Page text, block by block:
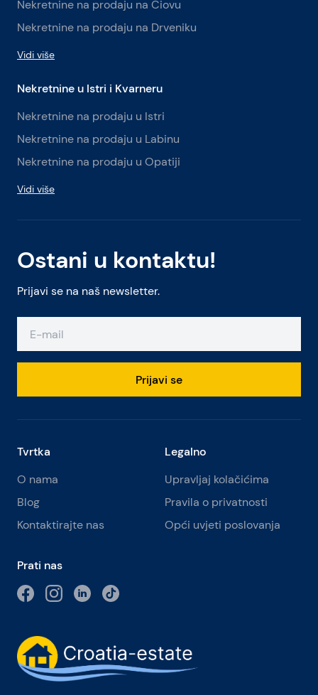
Ostani u kontaktu!
Prijavi se na naš newsletter.
Prijavi se
Nekretnine na prodaju na Čiovu
Nekretnine na prodaju na Drveniku
Vidi više
Nekretnine u Istri i Kvarneru
Nekretnine na prodaju u Istri
Nekretnine na prodaju u Labinu
Nekretnine na prodaju u Opatiji
Vidi više
Tvrtka
O nama
Blog
Kontaktirajte nas
Legalno
Upravljaj kolačićima
Pravila o privatnosti
Opći uvjeti poslovanja
Prati nas